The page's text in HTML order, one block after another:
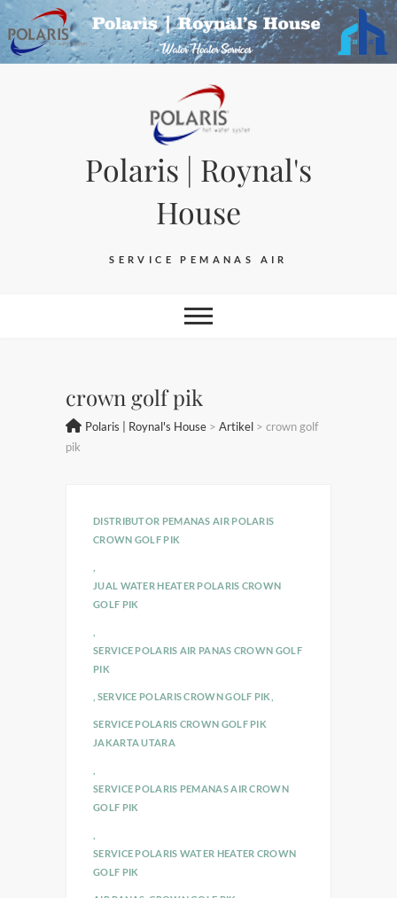
Skip
to
content
Polaris | Roynal's
House
SERVICE PEMANAS AIR
crown golf pik
Polaris | Roynal's House > Artikel > crown golf
pik
DISTRIBUTOR PEMANAS AIR POLARIS
CROWN GOLF PIK
JUAL WATER HEATER POLARIS CROWN
GOLF PIK
SERVICE POLARIS AIR PANAS CROWN GOLF
PIK
SERVICE POLARIS CROWN GOLF PIK
SERVICE POLARIS CROWN GOLF PIK
JAKARTA UTARA
SERVICE POLARIS PEMANAS AIR CROWN
GOLF PIK
SERVICE POLARIS WATER HEATER CROWN
GOLF PIK